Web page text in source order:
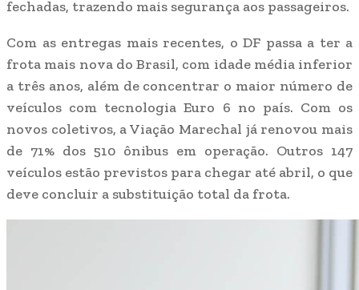
fechadas, trazendo mais segurança aos passageiros.
Com as entregas mais recentes, o DF passa a ter a
frota mais nova do Brasil, com idade média inferior
a três anos, além de concentrar o maior número de
veículos com tecnologia Euro 6 no país. Com os
novos coletivos, a Viação Marechal já renovou mais
de 71% dos 510 ônibus em operação. Outros 147
veículos estão previstos para chegar até abril, o que
deve concluir a substituição total da frota.